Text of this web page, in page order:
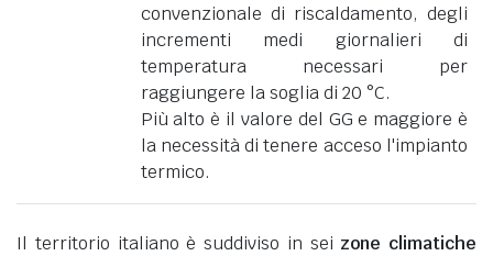
convenzionale di riscaldamento, degli
incrementi medi giornalieri di
temperatura necessari per
raggiungere la soglia di 20 °C.
Più alto è il valore del GG e maggiore è
la necessità di tenere acceso l'impianto
termico.
Il territorio italiano è suddiviso in sei zone climatiche